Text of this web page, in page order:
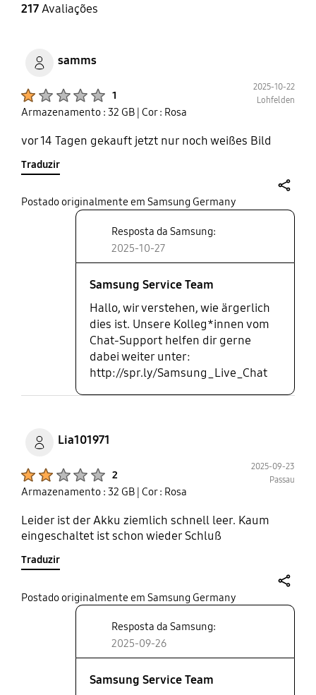
217Avaliações
samms
1
2025-10-22
Lohfelden
Armazenamento : 32 GB | Cor : Rosa
vor 14 Tagen gekauft jetzt nur noch weißes Bild
Traduzir
Postado originalmente em Samsung Germany
Resposta da Samsung:
2025-10-27
Samsung Service Team
Hallo, wir verstehen, wie ärgerlich
dies ist. Unsere Kolleg*innen vom
Chat-Support helfen dir gerne
dabei weiter unter:
http://spr.ly/Samsung_Live_Chat
Lia101971
2
2025-09-23
Passau
Armazenamento : 32 GB | Cor : Rosa
Leider ist der Akku ziemlich schnell leer. Kaum
eingeschaltet ist schon wieder Schluß
Traduzir
Postado originalmente em Samsung Germany
Resposta da Samsung:
2025-09-26
Samsung Service Team